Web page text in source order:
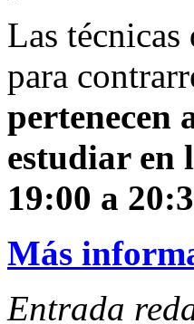
Las
para
pertenecen
estudiar en
19:00 a
Más
Entrada